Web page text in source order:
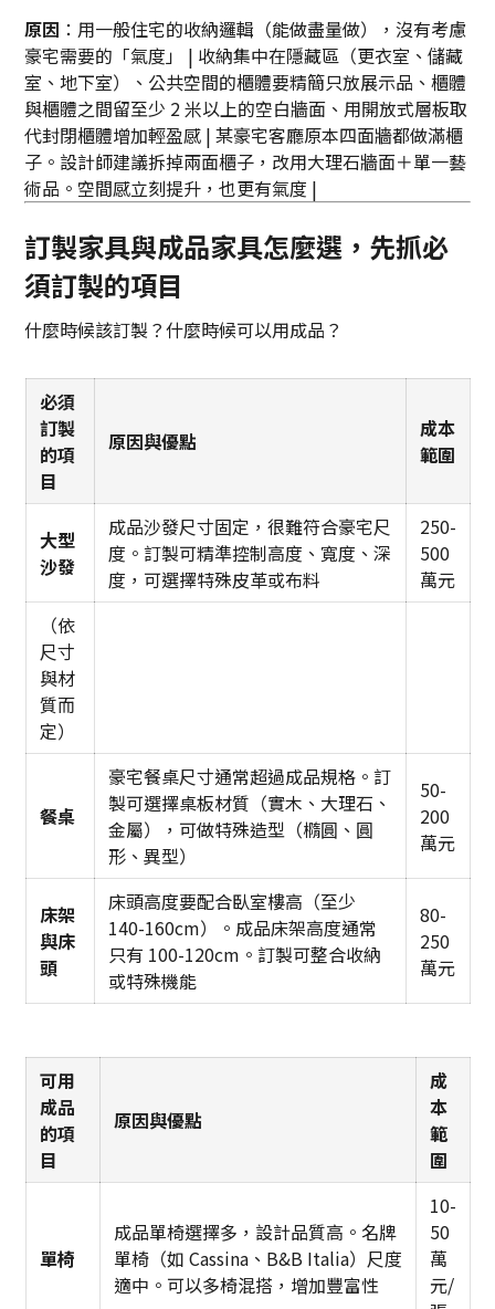
原因 ：用一般住宅的收納邏輯（能做盡量做），沒有考慮
豪宅需要的「氣度」 | 收納集中在隱藏區（更衣室、儲藏
室、地下室）、公共空間的櫃體要精簡只放展示品、櫃體
與櫃體之間留至少 2 米以上的空白牆面、用開放式層板取
代封閉櫃體增加輕盈感 | 某豪宅客廳原本四面牆都做滿櫃
子。設計師建議拆掉兩面櫃子，改用大理石牆面＋單一藝
術品。空間感立刻提升，也更有氣度 |
訂製家具與成品家具怎麼選，先抓必
須訂製的項目
什麼時候該訂製？什麼時候可以用成品？
必須
訂製
的項
目
原因與優點
成本
範圍
大型
沙發
成品沙發尺寸固定，很難符合豪宅尺
度。訂製可精準控制高度、寬度、深
度，可選擇特殊皮革或布料
250-
500
萬元
（依
尺寸
與材
質而
定）
餐桌
豪宅餐桌尺寸通常超過成品規格。訂
製可選擇桌板材質（實木、大理石、
金屬），可做特殊造型（橢圓、圓
形、異型）
50-
200
萬元
床架
與床
頭
床頭高度要配合臥室樓高（至少
140-160cm）。成品床架高度通常
只有 100-120cm。訂製可整合收納
或特殊機能
80-
250
萬元
可用
成品
的項
目
原因與優點
成
本
範
圍
單椅
成品單椅選擇多，設計品質高。名牌
單椅（如 Cassina、B&B Italia）尺度
適中。可以多椅混搭，增加豐富性
10-
50
萬
元/